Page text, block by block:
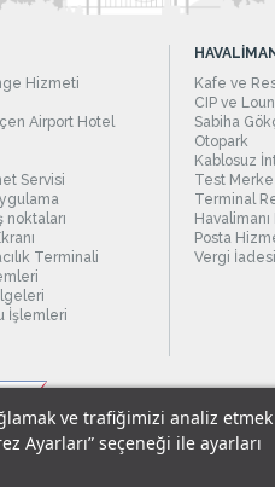
ve trafiğimizi analiz etmek
Ayarları” seçeneği ile ayarları
Hizmeti
Airport Hotel
Servisi
noktaları
Terminali
İşlemleri
Kafe ve
CIP ve
Sabiha
Otopark
Kablosuz
Test
Terminal
Posta
Vergi İadesi